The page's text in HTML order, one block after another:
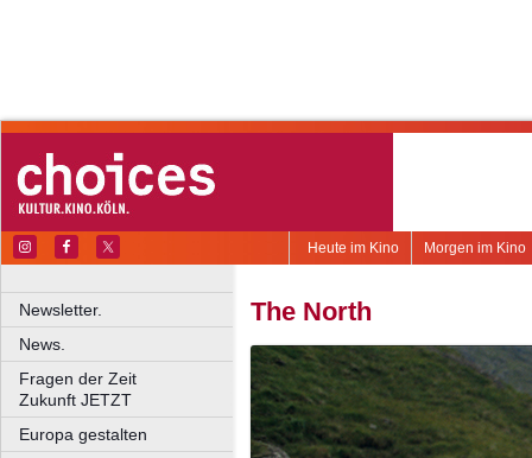
Morgen im Kino
Heute im Kino
Newsletter.
News.
Fragen der Zeit
Zukunft JETZT
Europa gestalten
The North